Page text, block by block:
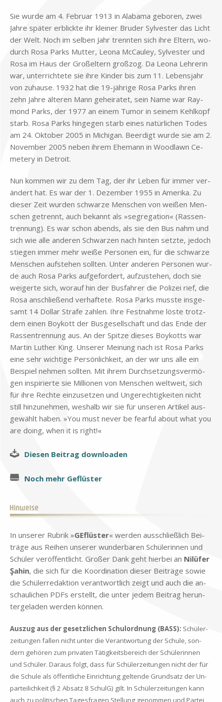
Sie wur­de am 4. Fe­bru­ar 1913 in Ala­ba­ma ge­bo­ren, zwei
Jah­re spä­ter er­blick­te ihr klei­ner Bru­der Syl­ve­ster das Licht
der Welt. Noch im sel­ben Jahr trenn­ten sich ihre El­tern, wo­
durch Rosa Parks Mut­ter, Leo­na Mc­Cau­ley, Syl­ve­ster und
Rosa im Haus der Groß­el­tern groß­zog. Da Leo­na Leh­re­rin
war, un­ter­rich­te­te sie ihre Kin­der bis zum 11. Le­bens­jahr
von zu­hau­se. 1932 hat die 19-jäh­ri­ge Rosa Parks ih­ren
zehn Jah­re äl­te­ren Mann ge­hei­ra­tet, sein Name war Ray­
mond Parks, der 1977 an ei­nem Tu­mor in sei­nem Kehl­kopf
starb. Rosa Parks hin­ge­gen starb ei­nes na­tür­li­chen To­des
am 24. Ok­to­ber 2005 in Mi­chi­gan. Be­er­digt wur­de sie am 2.
No­vem­ber 2005 ne­ben ih­rem Ehe­mann in Wood­lawn Ce­
me­tery in De­troit.
Nun kom­men wir zu dem Tag, der ihr Le­ben für im­mer ver­
än­dert hat. Es war der 1. De­zem­ber 1955 in Ame­ri­ka. Zu
die­ser Zeit wur­den schwar­ze Men­schen von wei­ßen Men­
schen ge­trennt, auch be­kannt als »se­gre­ga­ti­on« (Ras­sen­
tren­nung). Es war schon abends, als sie den Bus nahm und
sich wie alle an­de­ren Schwar­zen nach hin­ten setz­te, je­doch
stie­gen im­mer mehr wei­ße Per­so­nen ein, für die schwar­ze
Men­schen auf­ste­hen soll­ten. Un­ter an­de­ren Per­so­nen wur­
de auch Rosa Parks auf­ge­for­dert, auf­zu­ste­hen, doch sie
wei­ger­te sich, wor­auf hin der Bus­fah­rer die Po­li­zei rief, die
Rosa an­schlie­ßend ver­haf­te­te. Rosa Parks muss­te ins­ge­
samt 14 Dol­lar Stra­fe zah­len. Ihre Fest­nah­me lö­ste trotz­
dem ei­nen Boy­kott der Bus­ge­sell­schaft und das Ende der
Ras­sen­tren­nung aus. An der Spit­ze die­ses Boy­kotts war
Mar­tin Lu­ther King. Un­se­rer Mei­nung nach ist Rosa Parks
eine sehr wich­ti­ge Per­sön­lich­keit, an der wir uns alle ein
Bei­spiel neh­men soll­ten. Mit ih­rem Durch­set­zungs­ver­mö­
gen in­spi­rier­te sie Mil­lio­nen von Men­schen welt­weit, sich
für ihre Rech­te ein­zu­set­zen und Un­ge­rech­tig­kei­ten nicht
still hin­zu­neh­men, wes­halb wir sie für un­se­ren Ar­ti­kel aus­
ge­wählt ha­ben. »You must never be fe­ar­ful about what you
are do­ing, when it is right!«
Die­sen Bei­trag down­loa­den
Noch mehr Ge­flü­ster
In un­se­rer Ru­brik »GE­flü­ster« wer­den aus­schließ­lich Bei­
trä­ge aus Rei­hen un­se­rer wun­der­ba­ren Schü­le­rin­nen und
Schü­ler ver­öf­fent­licht. Gro­ßer Dank geht hier­bei an Nilü­fer
Şa­hin, die sich für die Ko­or­di­na­ti­on die­ser Bei­trä­ge so­wie
die Schü­ler­re­dak­ti­on ver­ant­wort­lich zeigt und auch die an­
schau­li­chen PDFs er­stellt, die un­ter je­dem Bei­trag her­un­
ter­ge­la­den wer­den kön­nen.
Aus­zug aus der ge­setz­li­chen Schul­ord­nung (BASS): Schü­ler­
zei­tun­gen fal­len nicht un­ter die Ver­ant­wor­tung der Schu­le, son­
dern ge­hö­ren zum pri­va­ten Tä­tig­keits­be­reich der Schü­le­rin­nen
und Schü­ler. Dar­aus folgt, dass für Schü­ler­zei­tun­gen nicht der für
die Schu­le als öf­fent­li­che Ein­rich­tung gel­ten­de Grund­satz der Un­
par­tei­lich­keit (§ 2 Ab­satz 8 SchulG) gilt. In Schü­ler­zei­tun­gen kann
auch zu po­li­ti­schen Ta­ges­fra­gen Stel­lung ge­nom­men und Par­tei